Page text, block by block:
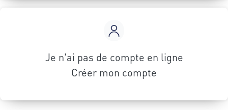
Je n'ai pas de compte en ligne
Créer mon compte